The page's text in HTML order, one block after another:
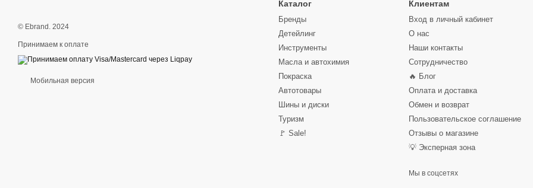
© Ebrand. 2024
Принимаем к оплате
Мобильная версия
Каталог
Бренды
Детейлинг
Инструменты
Масла и автохимия
Покраска
Автотовары
Шины и диски
Туризм
🚩 Sale!
Клиентам
Вход в личный кабинет
О нас
Наши контакты
Сотрудничество
🔥 Блог
Оплата и доставка
Обмен и возврат
Пользовательское соглашение
Отзывы о магазине
💡 Эксперная зона
Мы в соцсетях